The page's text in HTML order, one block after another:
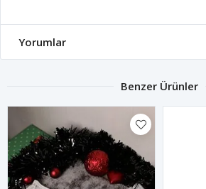
Yorumlar
Benzer Ürünler